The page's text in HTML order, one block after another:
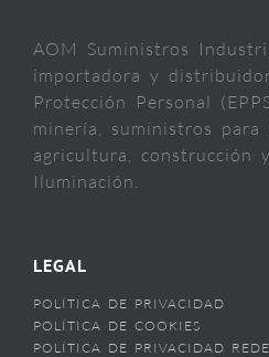
AOM Suministros
importadora y
Protección Personal
minería, suministros
agricultura, construcción
Iluminación.
LEGAL
POLÍTICA DE PRIVACIDAD
POLÍTICA DE COOKIES
POLÍTICA DE PRIVACIDAD